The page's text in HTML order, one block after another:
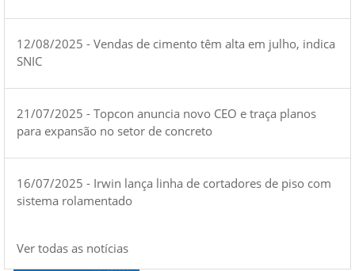
12/08/2025 - Vendas de cimento têm alta em julho, indica
SNIC
21/07/2025 - Topcon anuncia novo CEO e traça planos
para expansão no setor de concreto
16/07/2025 - Irwin lança linha de cortadores de piso com
sistema rolamentado
Ver todas as notícias